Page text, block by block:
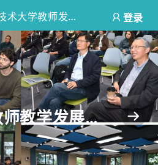
中国科学技术大学教师发展中心 登录
教务处教师教学发展中心成功举办第八期“教与研”论坛